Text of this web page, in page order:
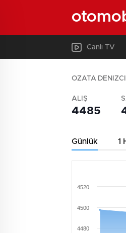
Canlı TV
OZATA
ALIŞ
4485
Günlük 1
4480
4500
4520